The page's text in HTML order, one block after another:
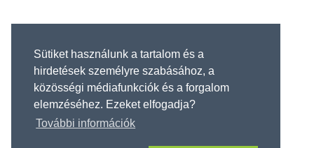
Sütiket használunk a tartalom és a
hirdetések személyre szabásához, a
közösségi médiafunkciók és a forgalom
elemzéséhez. Ezeket elfogadja?
További információk